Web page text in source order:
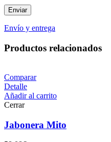
Envío y entrega
Productos relacionados
Comparar
Detalle
Añadir al carrito
Cerrar
Jabonera Mito